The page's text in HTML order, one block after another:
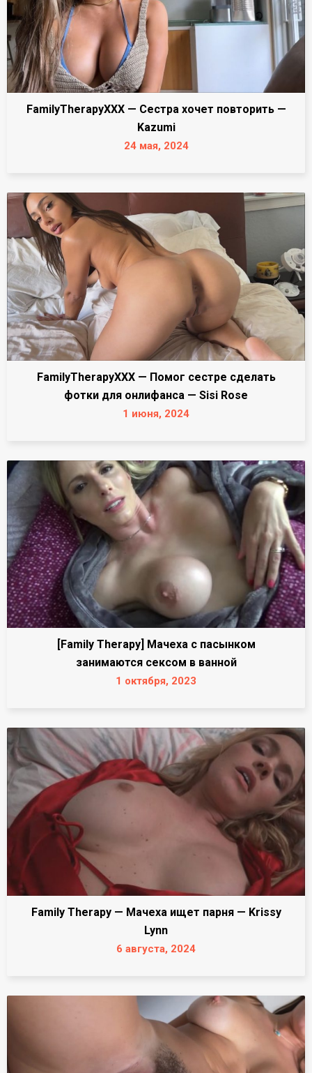
FamilyTherapyXXX — Сестра хочет повторить —
Kazumi
24 мая, 2024
FamilyTherapyXXX — Помог сестре сделать
фотки для онлифанса — Sisi Rose
1 июня, 2024
[Family Therapy] Мачеха с пасынком
занимаются сексом в ванной
1 октября, 2023
Family Therapy — Мачеха ищет парня — Krissy
Lynn
6 августа, 2024